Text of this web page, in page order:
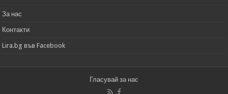
За нас
Контакти
Lira.bg във Facebook
Гласувай за нас